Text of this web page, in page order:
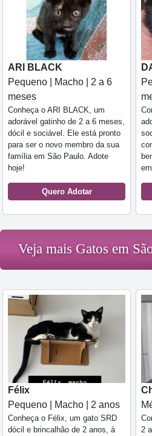
ARI BLACK
Pequeno | Macho | 2 a 6
meses
Conheça o ARI BLACK, um
adorável gatinho de 2 a 6 meses,
dócil e sociável. Ele está pronto
para ser o novo membro da sua
família em São Paulo. Adote
hoje!
Quero Adotar
Veja mais Gatos em
Félix
Pequeno | Macho | 2 anos
Conheça o Félix, um gato SRD
dócil e brincalhão de 2 anos, à
2